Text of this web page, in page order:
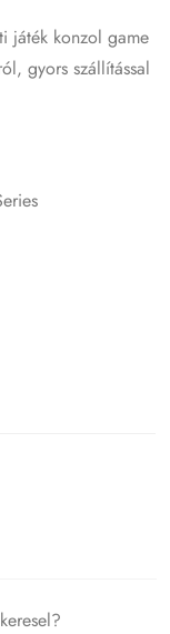
játék konzol game
gyors szállítással